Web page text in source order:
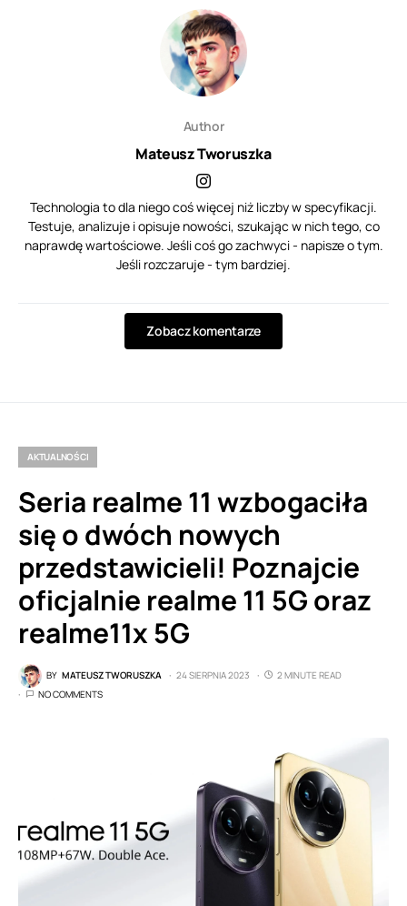
Author
Mateusz Tworuszka
Technologia to dla niego coś więcej niż liczby w specyfikacji.
Testuje, analizuje i opisuje nowości, szukając w nich tego, co
naprawdę wartościowe. Jeśli coś go zachwyci - napisze o tym.
Jeśli rozczaruje - tym bardziej.
Zobacz komentarze
AKTUALNOŚCI
Seria realme 11 wzbogaciła
się o dwóch nowych
przedstawicieli! Poznajcie
oficjalnie realme 11 5G oraz
realme11x 5G
BY MATEUSZ TWORUSZKA 24 SIERPNIA 2023
2 MINUTE READ
NO COMMENTS